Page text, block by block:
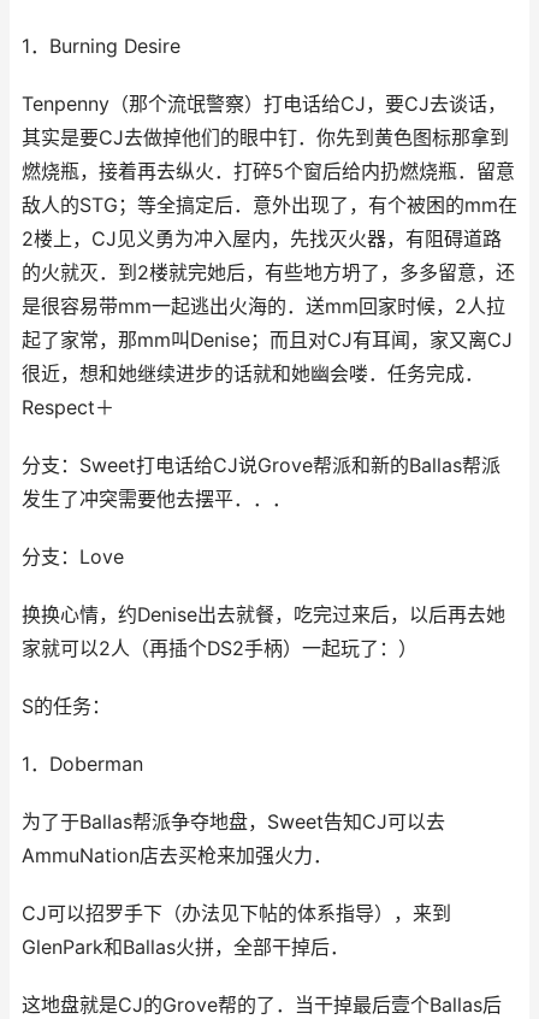
1．Burning Desire
Tenpenny（那个流氓警察）打电话给CJ，要CJ去谈话，
其实是要CJ去做掉他们的眼中钉．你先到黄色图标那拿到
燃烧瓶，接着再去纵火．打碎5个窗后给内扔燃烧瓶．留意
敌人的STG；等全搞定后．意外出现了，有个被困的mm在
2楼上，CJ见义勇为冲入屋内，先找灭火器，有阻碍道路
的火就灭．到2楼就完她后，有些地方坍了，多多留意，还
是很容易带mm一起逃出火海的．送mm回家时候，2人拉
起了家常，那mm叫Denise；而且对CJ有耳闻，家又离CJ
很近，想和她继续进步的话就和她幽会喽．任务完成．
Respect＋
分支：Sweet打电话给CJ说Grove帮派和新的Ballas帮派
发生了冲突需要他去摆平．．．
分支：Love
换换心情，约Denise出去就餐，吃完过来后，以后再去她
家就可以2人（再插个DS2手柄）一起玩了：）
S的任务：
1．Doberman
为了于Ballas帮派争夺地盘，Sweet告知CJ可以去
AmmuNation店去买枪来加强火力．
CJ可以招罗手下（办法见下帖的体系指导），来到
GlenPark和Ballas火拼，全部干掉后．
这地盘就是CJ的Grove帮的了．当干掉最后壹个Ballas后